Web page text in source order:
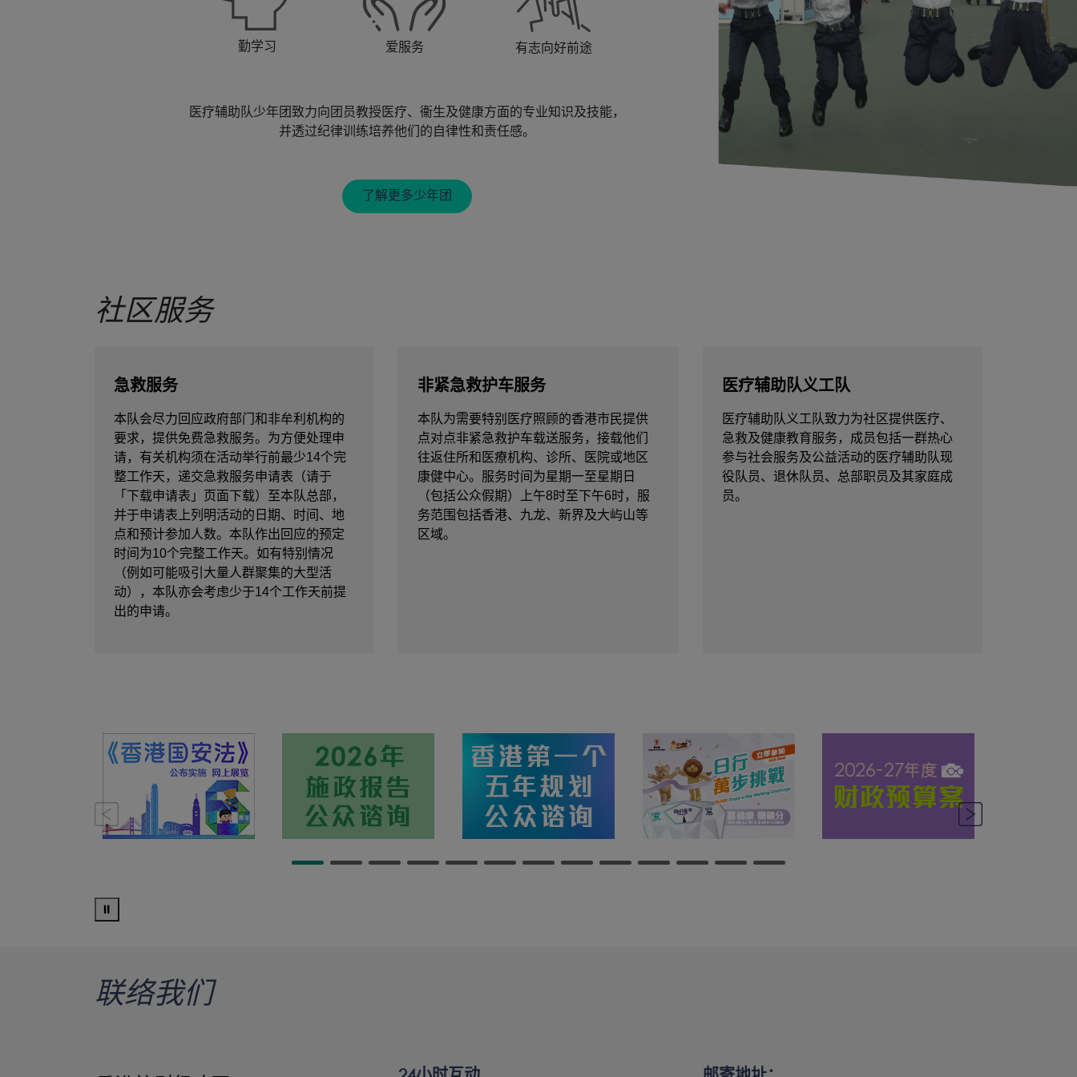
勤学习 爱服务 有志向好前途
医疗辅助队少年团致力向团员教授医疗、衞生及健康方面的专业知识及技能，
并透过纪律训练培养他们的自律性和责任感。
了解更多少年团
社区服务
急救服务
本队会尽力回应政府部门和非牟利机构的
要求，提供免费急救服务。为方便处理申
请，有关机构须在活动举行前最少14个完
整工作天，递交急救服务申请表（请于
「下载申请表」页面下载）至本队总部，
并于申请表上列明活动的日期、时间、地
点和预计参加人数。本队作出回应的预定
时间为10个完整工作天。如有特别情况
（例如可能吸引大量人群聚集的大型活
动），本队亦会考虑少于14个工作天前提
出的申请。
非紧急救护车服务
本队为需要特别医疗照顾的香港市民提供
点对点非紧急救护车载送服务，接载他们
往返住所和医療机构、诊所、医院或地区
康健中心。服务时间为星期一至星期日
（包括公众假期）上午8时至下午6时，服
务范围包括香港、九龙、新界及大屿山等
区域。
医疗辅助队义工队
医疗辅助队义工队致力为社区提供医疗、
急救及健康教育服务，成员包括一群热心
参与社会服务及公益活动的医疗辅助队现
役队员、退休队员、总部职员及其家庭成
员。
⏸
联络我们